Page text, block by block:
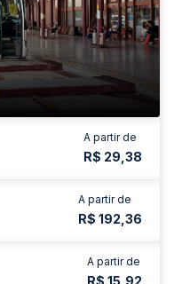
A partir de
R$ 29,38
A partir de
R$ 192,36
A partir de
R$ 15,92